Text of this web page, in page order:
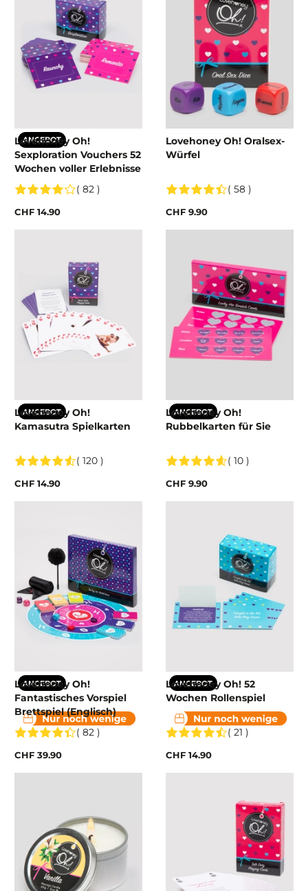
ANGEBOT
Lovehoney Oh!
Sexploration Vouchers 52
Wochen voller Erlebnisse
( 82 )
CHF 14.90
Lovehoney Oh! Oralsex-
Würfel
( 58 )
CHF 9.90
ANGEBOT
Lovehoney Oh!
Kamasutra Spielkarten
( 120 )
CHF 14.90
ANGEBOT
Lovehoney Oh!
Rubbelkarten für Sie
( 10 )
CHF 9.90
ANGEBOT
Lovehoney Oh!
Fantastisches Vorspiel
Brettspiel (Englisch)
( 82 )
CHF 39.90
ANGEBOT
Lovehoney Oh! 52
Wochen Rollenspiel
( 21 )
CHF 14.90